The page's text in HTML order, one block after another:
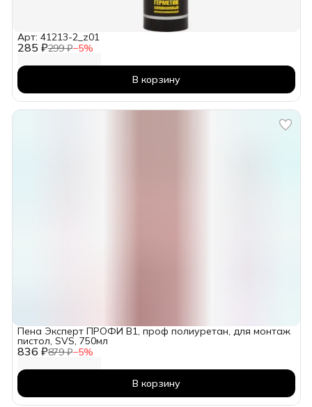
285 ₽299 ₽−5%
Арт: 41213-2_z01
В корзину
836 ₽879 ₽−5%
Пена Эксперт ПРОФИ В1, проф полиуретан, для монтаж
пистол, SVS, 750мл
В корзину